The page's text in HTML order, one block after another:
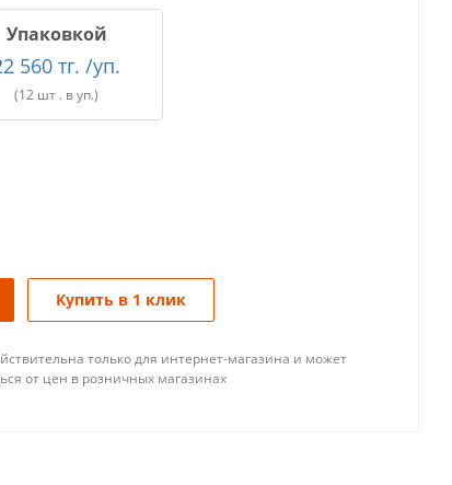
Упаковкой
560 тг. /уп.
(12 шт . в уп.)
Купить в 1 клик
только для интернет-магазина и может
от цен в розничных магазинах